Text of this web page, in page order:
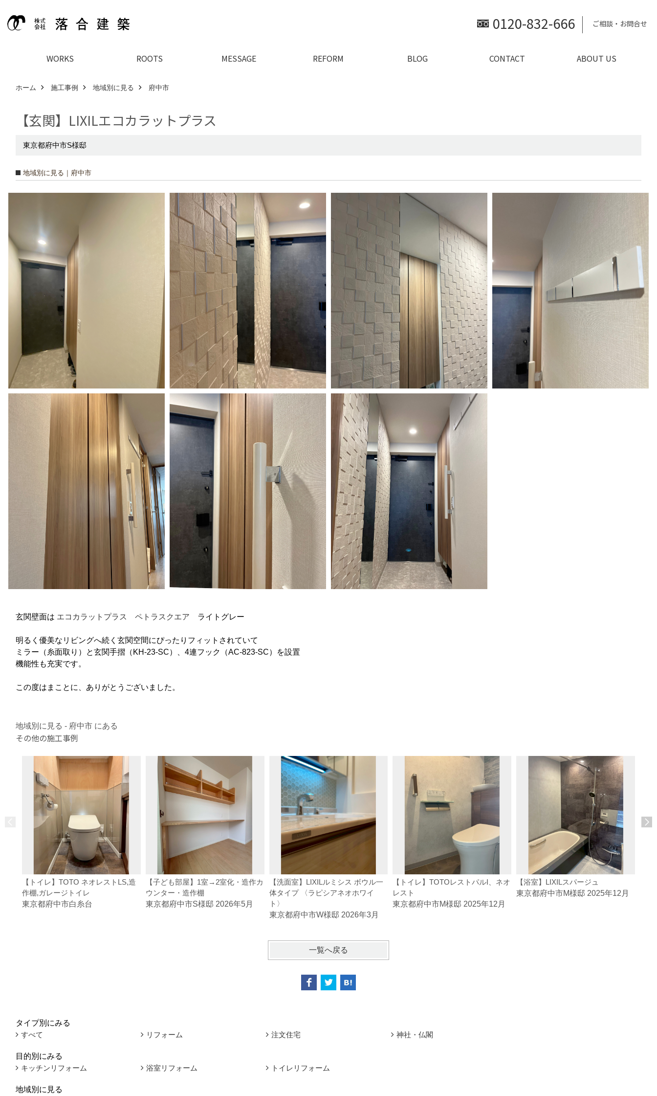
0120-832-666 ご相談・お問合せ
WORKS ROOTS MESSAGE REFORM BLOG CONTACT ABOUT US
ホーム 施工事例 地域別に見る 府中市
【玄関】LIXILエコカラットプラス
東京都府中市S様邸
地域別に見る｜府中市
玄関壁面は エコカラットプラス ペトラスクエア ライトグレー
明るく優美なリビングへ続く玄関空間にぴったりフィットされていて
ミラー（糸面取り）と玄関手摺（KH-23-SC）、4連フック（AC-823-SC）を設置
機能性も充実です。
この度はまことに、ありがとうございました。
地域別に見る - 府中市 にある
その他の施工事例
【トイレ】TOTO ネオレストLS,造
作棚,ガレージトイレ
東京都府中市白糸台
【子ども部屋】1室→2室化・造作カ
ウンター・造作棚
東京都府中市S様邸 2026年5月
【洗面室】LIXILルミシス ボウル一
体タイプ 〈ラピシアネオホワイ
ト〉
東京都府中市W様邸 2026年3月
【トイレ】TOTOレストパルI、ネオ
レスト
東京都府中市M様邸 2025年12月
【浴室】LIXILスパージュ
東京都府中市M様邸 2025年12月
一覧へ戻る
タイプ別にみる
すべて
リフォーム 注文住宅 神社・仏閣
目的別にみる
キッチンリフォーム
浴室リフォーム トイレリフォーム
地域別に見る